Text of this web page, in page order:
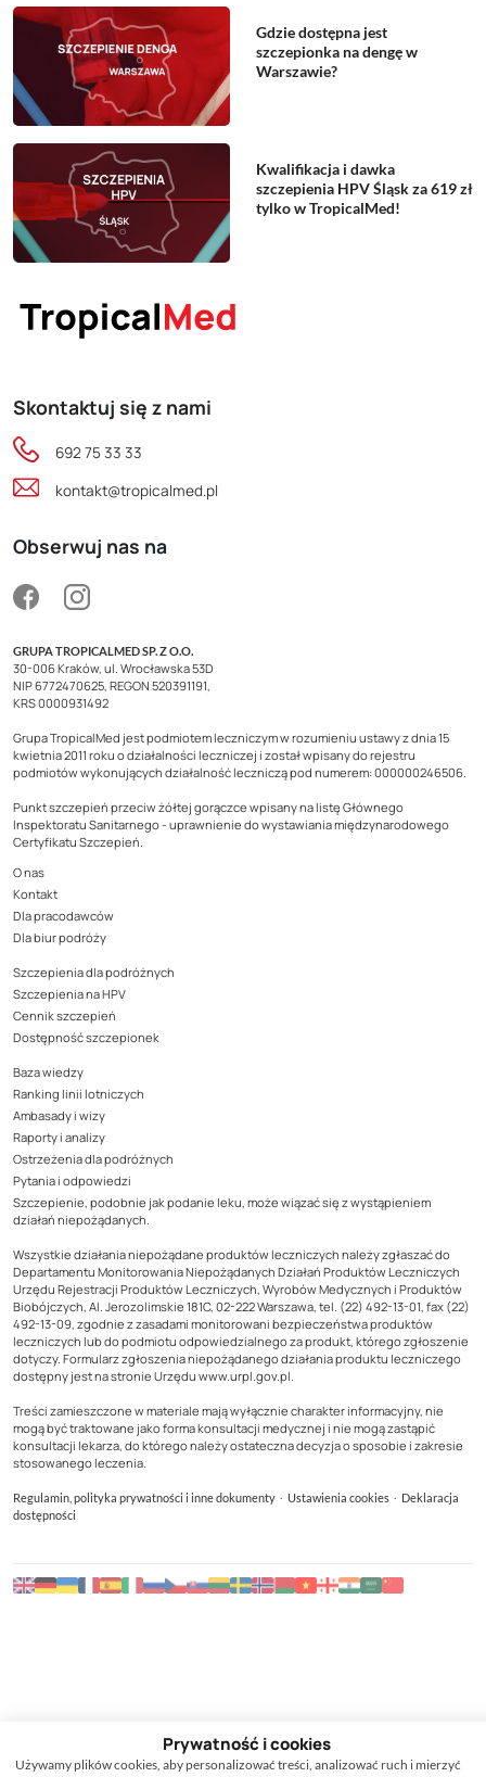
Gdzie dostępna jest
szczepionka na dengę w
Warszawie?
Kwalifikacja i dawka
szczepienia HPV Śląsk za 619 zł
tylko w TropicalMed!
Skontaktuj się z nami
692 75 33 33
kontakt@tropicalmed.pl
Obserwuj nas na
GRUPA TROPICALMED SP. Z O.O.
30-006 Kraków, ul. Wrocławska 53D
NIP 6772470625, REGON 520391191,
KRS 0000931492
Grupa TropicalMed jest podmiotem leczniczym w rozumieniu ustawy z dnia 15
kwietnia 2011 roku o działalności leczniczej i został wpisany do rejestru
podmiotów wykonujących działalność leczniczą pod numerem: 000000246506.
Punkt szczepień przeciw żółtej gorączce wpisany na listę Głównego
Inspektoratu Sanitarnego - uprawnienie do wystawiania międzynarodowego
Certyfikatu Szczepień.
O nas
Kontakt
Dla pracodawców
Dla biur podróży
Szczepienia dla podróżnych
Szczepienia na HPV
Cennik szczepień
Dostępność szczepionek
Baza wiedzy
Ranking linii lotniczych
Ambasady i wizy
Raporty i analizy
Ostrzeżenia dla podróżnych
Pytania i odpowiedzi
Szczepienie, podobnie jak podanie leku, może wiązać się z wystąpieniem
działań niepożądanych.
Wszystkie działania niepożądane produktów leczniczych należy zgłaszać do
Departamentu Monitorowania Niepożądanych Działań Produktów Leczniczych
Urzędu Rejestracji Produktów Leczniczych, Wyrobów Medycznych i Produktów
Biobójczych, Al. Jerozolimskie 181C, 02-222 Warszawa, tel. (22) 492-13-01, fax (22)
492-13-09, zgodnie z zasadami monitorowani bezpieczeństwa produktów
leczniczych lub do podmiotu odpowiedzialnego za produkt, którego zgłoszenie
dotyczy. Formularz zgłoszenia niepożądanego działania produktu leczniczego
dostępny jest na stronie Urzędu www.urpl.gov.pl.
Treści zamieszczone w materiale mają wyłącznie charakter informacyjny, nie
mogą być traktowane jako forma konsultacji medycznej i nie mogą zastąpić
konsultacji lekarza, do którego należy ostateczna decyzja o sposobie i zakresie
stosowanego leczenia.
Regulamin, polityka prywatności i inne dokumenty · Ustawienia cookies · Deklaracja
dostępności
Prywatność i cookies
Używamy plików cookies, aby personalizować treści, analizować ruch i mierzyć